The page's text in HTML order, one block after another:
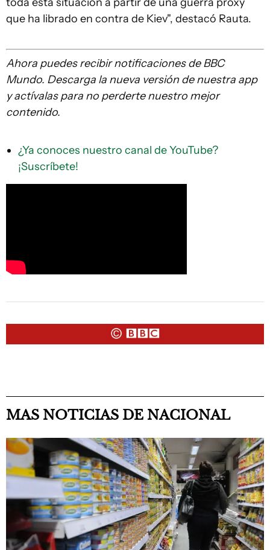
que ha librado en contra de Kiev", destacó Rauta.
Ahora puedes recibir notificaciones de BBC
Mundo. Descarga la nueva versión de nuestra app
y actívalas para no perderte nuestro mejor
contenido.
¿Ya conoces nuestro canal de YouTube?
¡Suscríbete!
MAS NOTICIAS DE NACIONAL